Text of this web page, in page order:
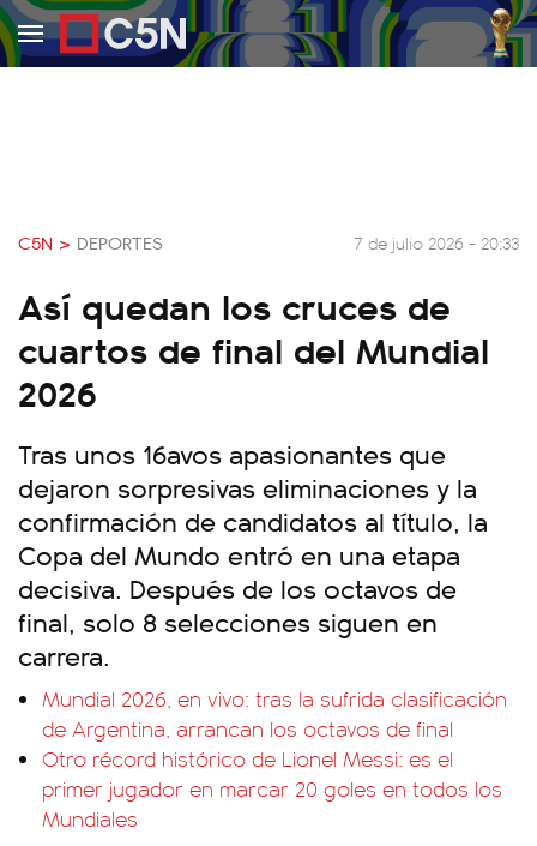
C5N > DEPORTES 7 de julio 2026 - 20:33
Así quedan los cruces de
cuartos de final del Mundial
2026
Tras unos 16avos apasionantes que
dejaron sorpresivas eliminaciones y la
confirmación de candidatos al título, la
Copa del Mundo entró en una etapa
decisiva. Después de los octavos de
final, solo 8 selecciones siguen en
carrera.
Mundial 2026, en vivo: tras la sufrida clasificación
de Argentina, arrancan los octavos de final
Otro récord histórico de Lionel Messi: es el
primer jugador en marcar 20 goles en todos los
Mundiales